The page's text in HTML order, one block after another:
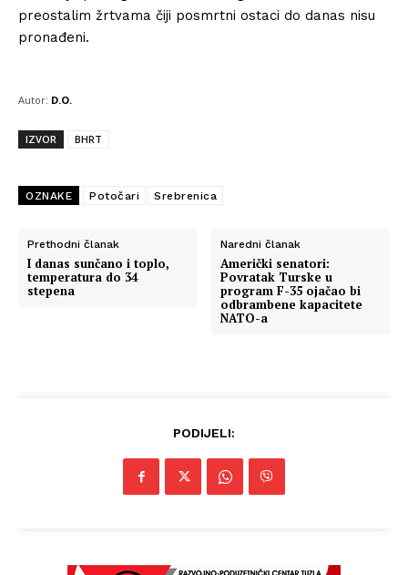
Info
O nama
Impressum
preostalim žrtvama čiji posmrtni ostaci do danas nisu
pronađeni.
Autor: D.O.
IZVOR BHRT
OZNAKE Potočari Srebrenica
Prethodni članak
I danas sunčano i toplo,
temperatura do 34
stepena
Naredni članak
Američki senatori:
Povratak Turske u
program F-35 ojačao bi
odbrambene kapacitete
NATO-a
PODIJELI: